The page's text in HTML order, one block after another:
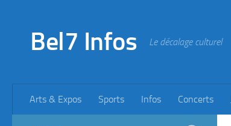
Bel7 Infos Le décalage culturel
Arts & Expos Sports Infos Concerts